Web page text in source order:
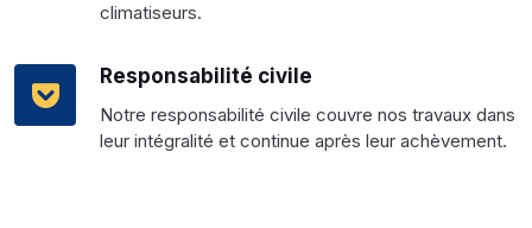
climatiseurs.
Responsabilité civile
Notre responsabilité civile couvre nos travaux dans
leur intégralité et continue après leur achèvement.